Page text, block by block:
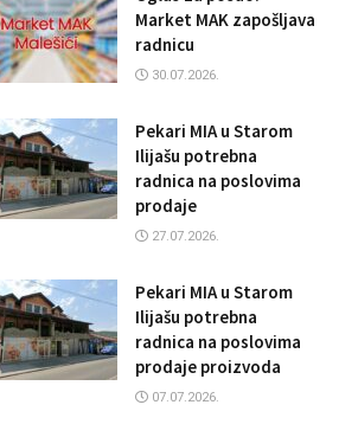
Market MAK zapošljava
radnicu
30.07.2026.
Pekari MIA u Starom
Ilijašu potrebna
radnica na poslovima
prodaje
27.07.2026.
Pekari MIA u Starom
Ilijašu potrebna
radnica na poslovima
prodaje proizvoda
07.07.2026.